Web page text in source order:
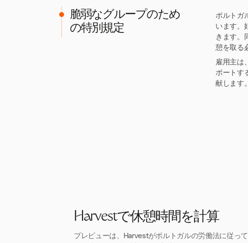
脆弱なグループのため
の特別規定
ポルトガ
います。
きます。
憩を取る
雇用主は
ポートす
献します。
Harvestで休憩時間を計算
プレビューは、Harvestがポルトガルの労働法に従っ